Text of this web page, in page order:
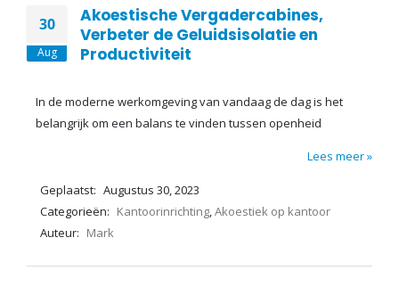
30
Aug
Akoestische Vergadercabines,
Verbeter de Geluidsisolatie en
Productiviteit
In de moderne werkomgeving van vandaag de dag is het
belangrijk om een balans te vinden tussen openheid
Lees meer »
Geplaatst: Augustus 30, 2023
Categorieën: Kantoorinrichting,Akoestiek op kantoor
Auteur: Mark